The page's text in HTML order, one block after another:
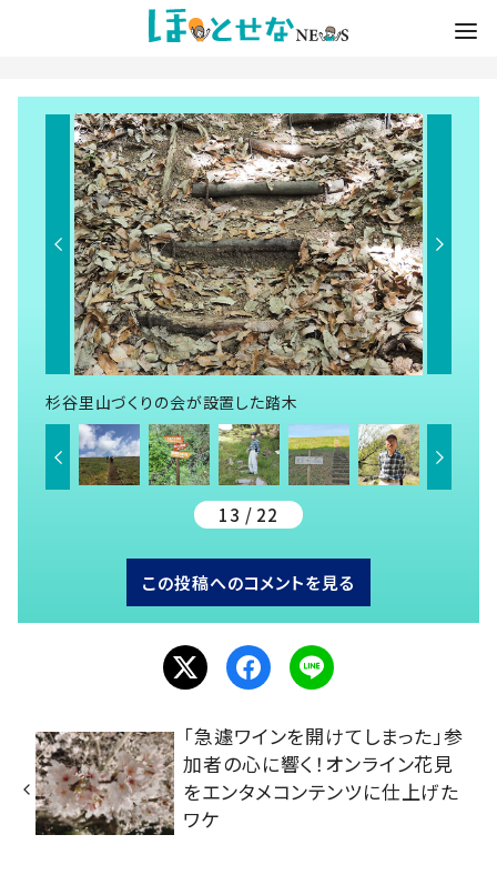
杉谷里山づくりの会が設置した踏木
13 / 22
この投稿へのコメントを見る
「急遽ワインを開けてしまった」参
加者の心に響く！オンライン花見
をエンタメコンテンツに仕上げた
ワケ